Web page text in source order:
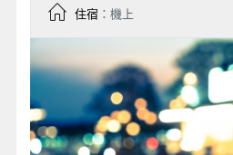
住宿：機上